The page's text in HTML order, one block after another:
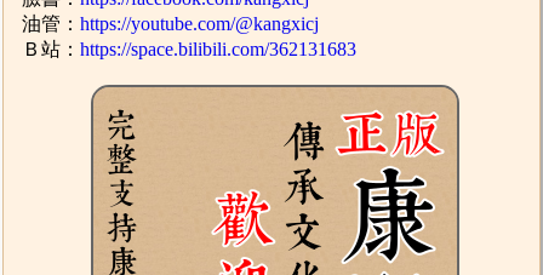
油管：https://youtube.com/@kangxicj
Ｂ站：https://space.bilibili.com/362131683